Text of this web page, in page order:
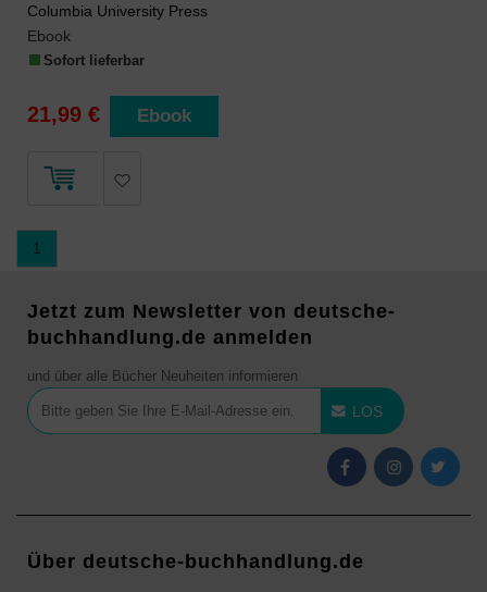
Columbia University Press
Ebook
Sofort lieferbar
21,99 € Ebook
1
Jetzt zum Newsletter von deutsche-
buchhandlung.de anmelden
und über alle Bücher Neuheiten informieren
LOS
Über deutsche-buchhandlung.de